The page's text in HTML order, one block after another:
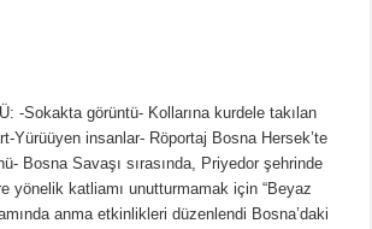
-Sokakta görüntü- Kollarına kurdele takılan
Yürüüyen insanlar- Röportaj Bosna Hersek’te
Bosna Savaşı sırasında, Priyedor şehrinde
yönelik katliamı unutturmamak için “Beyaz
anma etkinlikleri düzenlendi Bosna’daki